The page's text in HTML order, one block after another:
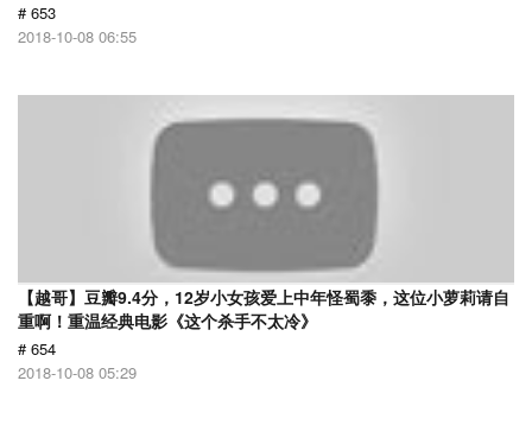
# 653
2018-10-08 06:55
【越哥】豆瓣9.4分，12岁小女孩爱上中年怪蜀黍，这位小萝莉请自
重啊！重温经典电影《这个杀手不太冷》
# 654
2018-10-08 05:29